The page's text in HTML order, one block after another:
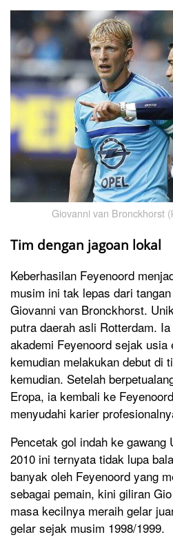
Giovanni van Bronckhorst
Tim dengan jagoan lokal
Keberhasilan Feyenoord
musim ini tak lepas dari
Giovanni van Bronckhorst.
putra daerah asli Rotterdam.
akademi Feyenoord sejak usia
kemudian melakukan debut di
kemudian. Setelah
Eropa, ia kembali ke
menyudahi karier
Pencetak gol indah ke gawang
2010 ini ternyata tidak lupa
banyak oleh Feyenoord yang
sebagai pemain, kini giliran
masa kecilnya meraih gelar
gelar sejak musim 1998/1999.